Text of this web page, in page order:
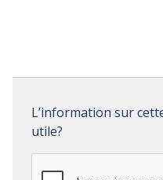
L’information sur
utile?
L’information sur